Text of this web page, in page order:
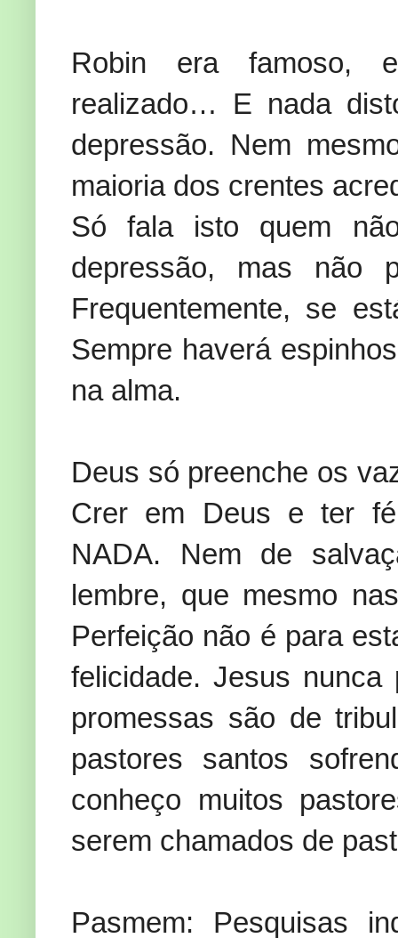
Robin era famoso,
realizado… E nada
depressão. Nem
maioria dos crentes
Só fala isto quem
depressão, mas não
Frequentemente, se
Sempre haverá
na alma.
Deus só preenche os
Crer em Deus e ter
NADA. Nem de
lembre, que mesmo
Perfeição não é para
felicidade. Jesus
promessas são de
pastores santos
conheço muitos
serem chamados de
Pasmem: Pesquisas